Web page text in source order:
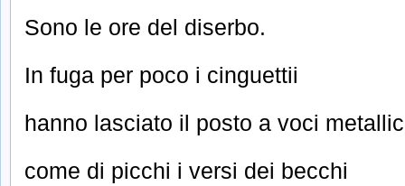
Sono le ore del diserbo.
In fuga per poco i cinguettii
hanno lasciato il posto a voci
come di picchi i versi dei becchi